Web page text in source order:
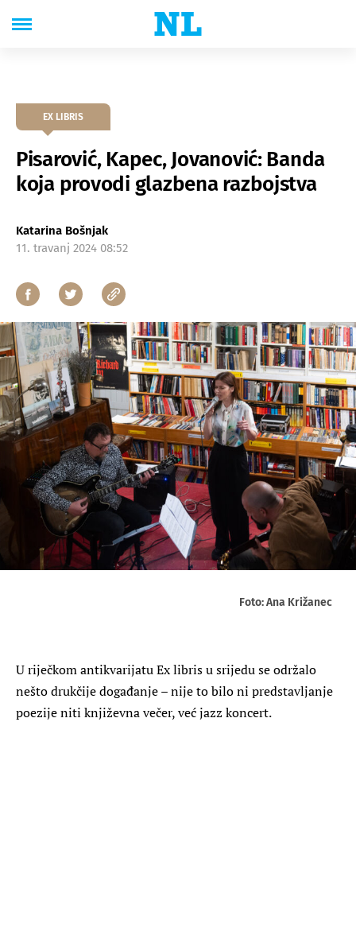
EX LIBRIS
Pisarović, Kapec, Jovanović: Banda
koja provodi glazbena razbojstva
Katarina Bošnjak
11. travanj 2024 08:52
Foto: Ana Križanec
U riječkom antikvarijatu Ex libris u srijedu se održalo
nešto drukčije događanje – nije to bilo ni predstavljanje
poezije niti književna večer, već jazz koncert.